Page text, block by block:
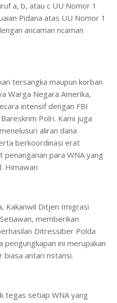
a, b, atau c UU Nomor 1
Pidana atas UU Nomor 1
ancaman ncaman
tersangka maupun korban
Warga Negara Amerika,
intensif dengan FBI
Polri. Kami juga
aliran dana
berkoordinasi erat
para WNA yang
Himawan
Kakanwil Ditjen Imigrasi
memberikan
Ditressiber Polda
pengungkapan ini merupakan
biasa antari nstansi.
tegas setiap WNA yang